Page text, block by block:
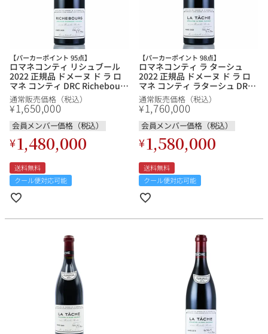
【パーカーポイント 95点】
ロマネコンティ リシュブール
2022 正規品 ドメーヌ ド ラ ロ
マネ コンティ DRC Richebourg
フランス ブルゴーニュ 赤ワイ
ン
通常販売価格（税込）
¥1,650,000
会員メンバー価格（税込）
¥1,480,000
送料無料
クール便対応可能
【パーカーポイント 98点】
ロマネコンティ ラ ターシュ
2022 正規品 ドメーヌ ド ラ ロ
マネ コンティ ラターシュ DRC
La Tache フランス ブルゴーニ
ュ 赤ワイン
通常販売価格（税込）
¥1,760,000
会員メンバー価格（税込）
¥1,580,000
送料無料
クール便対応可能